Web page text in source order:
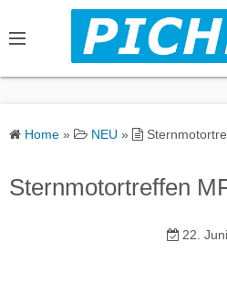
p
Home » NEU »
Sternmotortreffen
22.